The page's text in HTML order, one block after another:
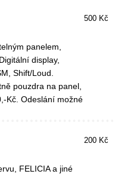
panelem,
display,
Shift/Loud.
pouzdra na panel,
Kč. Odeslání možné
500 Kč
FELICIA a jiné
200 Kč